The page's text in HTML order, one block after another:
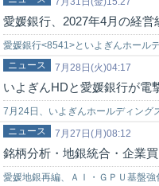
愛媛銀行、2027年4月の経
愛媛銀行<8541>といよぎんホール
に予定される経営統合に向けて統
7月28日(火)04:17
ニュース
いよぎんHDと愛媛銀行が電
7月24日、いよぎんホールディング
に松山市に本店を置きながら、行
に…
7月27日(月)08:12
ニュース
銘柄分析・地銀統合・企業
愛媛地銀再編、ＡＩ・ＧＰＵ基盤